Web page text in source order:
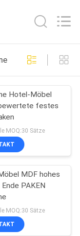
manufacture
Hotel-Möbel
festes
MOQ:30 Sätze
MDF hohes
PAKEN
MOQ:30 Sätze